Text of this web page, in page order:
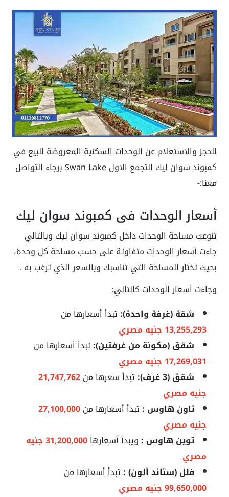
للحجز والاستعلام عن الوحدات السكنية المعروضة للبيع في
كمبوند سوان ليك التجمع الاول Swan Lake برجاء التواصل
معنا:-
أسعار الوحدات في كمبوند سوان ليك
تنوعت مساحة الوحدات داخل كمبوند سوان ليك وبالتالي
جاءت أسعار الوحدات متفاوتة على حسب مساحة كل وحدة،
بحيث تختار المساحة التي تناسبك وبالسعر الذي ترغب به .
وجاءت أسعار الوحدات كالتالي:
شقة (غرفة واحدة):تبدأ أسعارها من
13,255,293 جنيه مصري
شقق (مكونة من غرفتين):تبدأ أسعارها من
17,269,031 جنيه مصري
شقق (3 غرف):
تبدأ سعرها من21,747,762
جنيه مصري
تاون هاوس :تبدأ أسعارها من27,100,000
جنيه مصري
توين هاوس : ويبدأ أسعارها
31,200,000 جنيه
مصري
فلل (ستاند ألون) :تبدأ أسعارها من
99,650,000 جنيه مصري